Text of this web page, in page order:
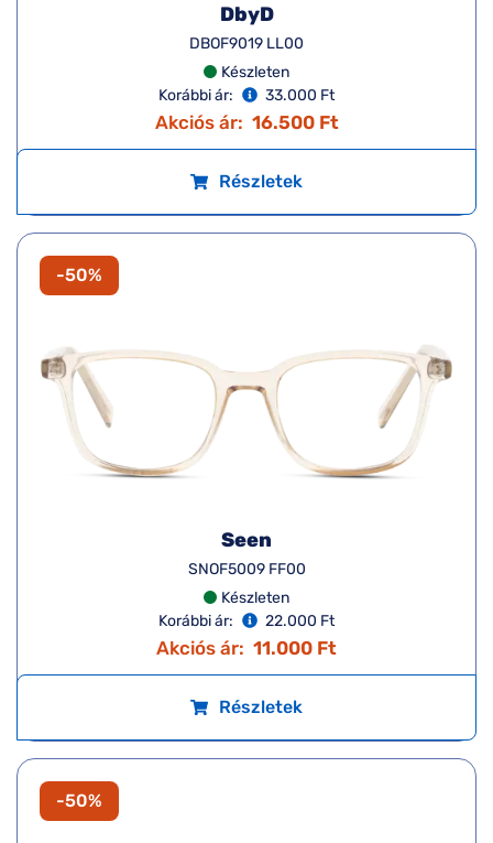
DbyD
DBOF9019 LL00
Készleten
Korábbi ár:
33.000 Ft
Akciós ár: 16.500 Ft
Részletek
-50%
Seen
SNOF5009 FF00
Készleten
Korábbi ár:
22.000 Ft
Akciós ár: 11.000 Ft
Részletek
-50%